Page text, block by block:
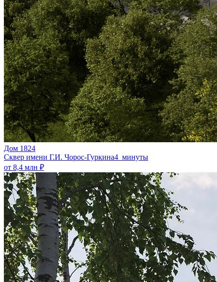
Дом 1824
Сквер имени Г.И. Чорос-Гуркина4 минуты
от 8,4 млн ₽